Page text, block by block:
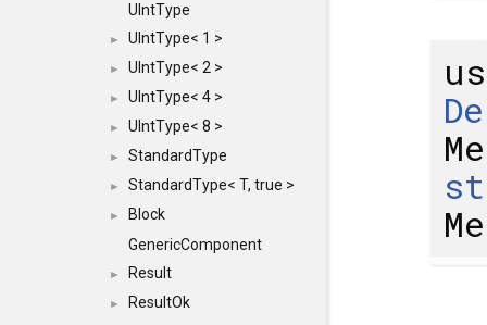
UIntType
► UIntType< 1 >
► UIntType< 2 >
► UIntType< 4 >
► UIntType< 8 >
► StandardType
► StandardType< T, true >
►
Block
GenericComponent
► Result
►
ResultOk